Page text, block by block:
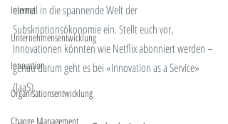
Internet
Unternehmensentwicklung
Innovation
Organisationsentwicklung
Change Management
einmal in die spannende Welt der
Subskriptionsökonomie ein. Stellt euch vor,
Innovationen könnten wie Netflix abonniert werden –
genau darum geht es bei «Innovation as a Service»
(IaaS).